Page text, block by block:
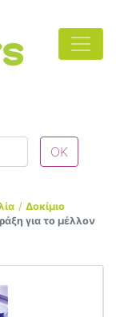
Δοκίμιο
για το μέλλον